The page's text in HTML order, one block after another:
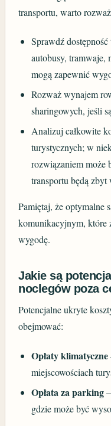
transportu, warto
Sprawdź
autobusy, tramwaje,
mogą zapewnić
Rozważ wynajem
sharingowych, jeśli
Analizuj całkowite
turystycznych; w
rozwiązaniem może
transportu będą zbyt
Pamiętaj, że optymalne
komunikacyjnym, które
wygodę.
Jakie są
noclegów poza
Potencjalne ukryte
obejmować:
Opłaty klimatyczne
miejscowościach
Opłata za parking–
gdzie może być